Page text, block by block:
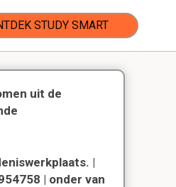
STUDY SMART
uit de
|
| onder van